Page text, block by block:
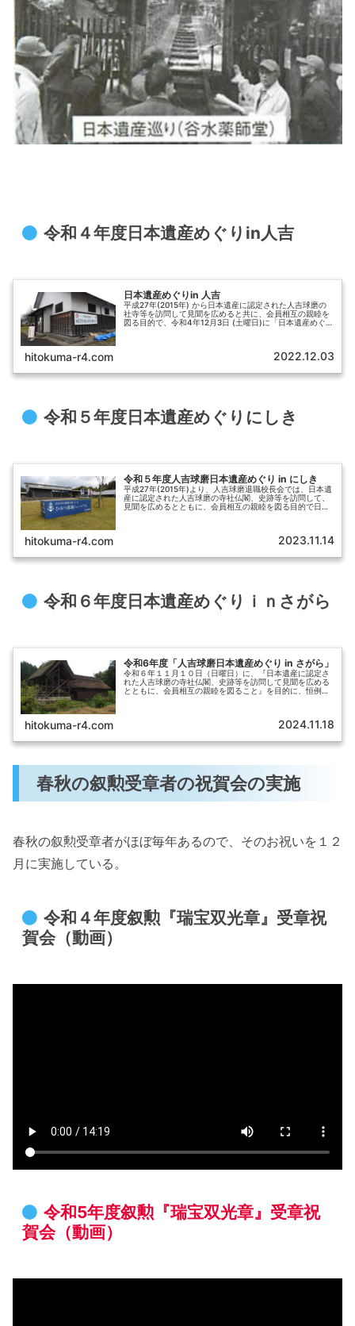
令和４年度日本遺産めぐりin人吉
日本遺産めぐりin 人吉
平成27年(2015年) から日本遺産に認定された人吉球磨の
社寺等を訪問して見聞を広めると共に、会員相互の親睦を
図る目的で、令和4年12月3日 (土曜日)に「日本遺産めぐり
hitokuma-r4.com 2022.12.03
令和５年度日本遺産めぐりにしき
令和５年度人吉球磨日本遺産めぐり in にしき
平成27年(2015年)より、人吉球磨退職校長会では、日本遺
産に認定された人吉球磨の寺社仏閣、史跡等を訪問して、
見聞を広めるとともに、会員相互の親睦を図る目的で日本
hitokuma-r4.com 2023.11.14
令和６年度日本遺産めぐりｉｎさがら
令和6年度「人吉球磨日本遺産めぐり in さがら」
令和６年１１月１０日（日曜日）に、『日本遺産に認定さ
れた人吉球磨の寺社仏閣、史跡等を訪問して見聞を広める
とともに、会員相互の親睦を図ること』を目的に、恒例の
hitokuma-r4.com 2024.11.18
春秋の叙勲受章者の祝賀会の実施
春秋の叙勲受章者がほぼ毎年あるので、そのお祝いを１２
月に実施している。
令和４年度叙勲『瑞宝双光章』受章祝
賀会（動画）
令和5年度叙勲『瑞宝双光章』受章祝
賀会（動画）